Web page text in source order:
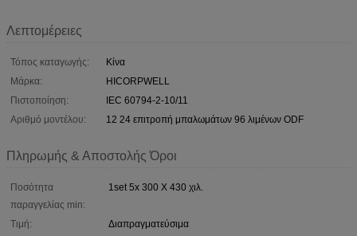
Λεπτομέρειες
Τόπος καταγωγής:
Κίνα
Μάρκα:
HICORPWELL
Πιστοποίηση:
IEC 60794-2-10/11
Αριθμό μοντέλου:
12 24 επιτροπή μπαλωμάτων 96 λιμένων ODF
Πληρωμής & Αποστολής Όροι
Ποσότητα
παραγγελίας min:
1set 5x 300 X 430 χιλ.
Τιμή:
Διαπραγματεύσιμα